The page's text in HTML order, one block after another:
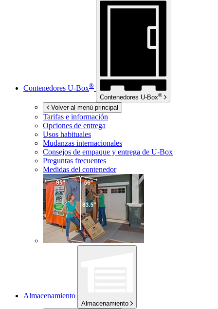
Contenedores U-Box®
Contenedores U-Box®
Volver al menú principal
Tarifas e información
Opciones de entrega
Usos habituales
Mudanzas internacionales
Consejos de empaque y entrega de U-Box
Preguntas frecuentes
Medidas del contenedor
Almacenamiento
Almacenamiento